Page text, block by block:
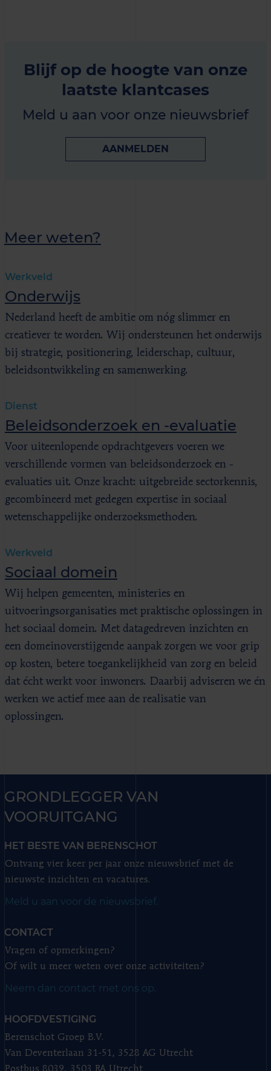
Blijf op de hoogte van onze
laatste klantcases
Meld u aan voor onze nieuwsbrief
AANMELDEN
Meer weten?
Werkveld
Onderwijs
Nederland heeft de ambitie om nóg slimmer en
creatiever te worden. Wij ondersteunen het onderwijs
bij strategie, positionering, leiderschap, cultuur,
beleidsontwikkeling en samenwerking.
Dienst
Beleidsonderzoek en -evaluatie
Voor uiteenlopende opdrachtgevers voeren we
verschillende vormen van beleidsonderzoek en -
evaluaties uit. Onze kracht: uitgebreide sectorkennis,
gecombineerd met gedegen expertise in sociaal
wetenschappelijke onderzoeksmethoden.
Werkveld
Sociaal domein
Wij helpen gemeenten, ministeries en
uitvoeringsorganisaties met praktische oplossingen in
het sociaal domein. Met datagedreven inzichten en
een domeinoverstijgende aanpak zorgen we voor grip
op kosten, betere toegankelijkheid van zorg en beleid
dat écht werkt voor inwoners. Daarbij adviseren we én
werken we actief mee aan de realisatie van
oplossingen.
GRONDLEGGER VAN
VOORUITGANG
HET BESTE VAN BERENSCHOT
Ontvang vier keer per jaar onze nieuwsbrief met de
nieuwste inzichten en vacatures.
Meld u aan voor de nieuwsbrief.
CONTACT
Vragen of opmerkingen?
Of wilt u meer weten over onze activiteiten?
Neem dan contact met ons op.
HOOFDVESTIGING
Berenschot Groep B.V.
Van Deventerlaan 31-51, 3528 AG Utrecht
Postbus 8039, 3503 RA Utrecht